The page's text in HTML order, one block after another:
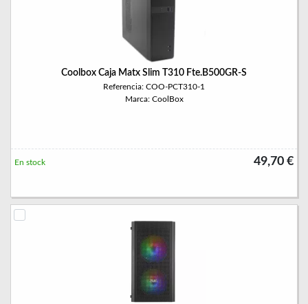
Coolbox Caja Matx Slim T310 Fte.B500GR-S
Referencia: COO-PCT310-1
Marca: CoolBox
49,70 €
En stock